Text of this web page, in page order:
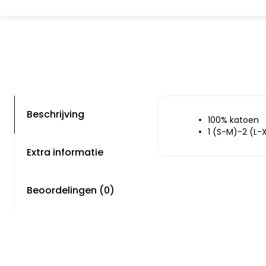
Beschrijving
Extra informatie
Beoordelingen (0)
100% katoen
1 (S-M)-2 (L-